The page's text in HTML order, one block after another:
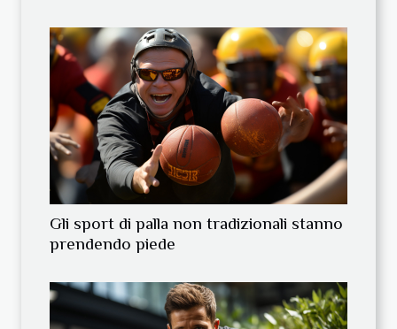
Gli sport di palla non tradizionali stanno
prendendo piede